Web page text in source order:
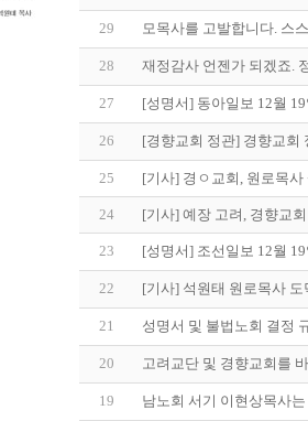
29 모목사를 고발합니다. 스
28 재정감사 언젠가 되겠죠.
27 [성명서] 동아일보 12월
26 [경향교회 정관] 경향교회
25 [기사] 경ㅇ교회, 원로목
24 [기사] 예장 고려, 경향교
23 [성명서] 조선일보 12월
22 [기사] 석원태 원로목사
21 성명서 및 불법노회 결정
20 고려교단 및 경향교회를
19 남노회 서기 이현상목사